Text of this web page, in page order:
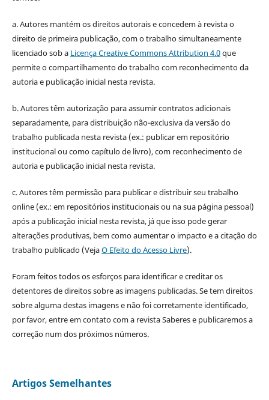
a. Autores mantém os direitos autorais e concedem à revista o
direito de primeira publicação, com o trabalho simultaneamente
licenciado sob a Licença Creative Commons Attribution 4.0que
permite o compartilhamento do trabalho com reconhecimento da
autoria e publicação inicial nesta revista.
b. Autores têm autorização para assumir contratos adicionais
separadamente, para distribuição não-exclusiva da versão do
trabalho publicada nesta revista (ex.: publicar em repositório
institucional ou como capítulo de livro), com reconhecimento de
autoria e publicação inicial nesta revista.
c. Autores têm permissão para publicar e distribuir seu trabalho
online (ex.: em repositórios institucionais ou na sua página pessoal)
após a publicação inicial nesta revista, já que isso pode gerar
alterações produtivas, bem como aumentar o impacto e a citação do
trabalho publicado (VejaO Efeito do Acesso Livre).
Foram feitos todos os esforços para identificar e creditar os
detentores de direitos sobre as imagens publicadas. Se tem direitos
sobre alguma destas imagens e não foi corretamente identificado,
por favor, entre em contato com a revista Saberes e publicaremos a
correção num dos próximos números.
Artigos Semelhantes